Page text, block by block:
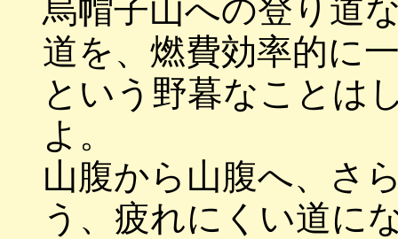
烏帽子山への登り道
道を、燃費効率的に
という野暮なことは
よ。
山腹から山腹へ、さ
う、疲れにくい道に